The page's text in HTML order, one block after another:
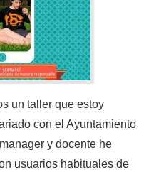
un taller que estoy
con el Ayuntamiento
y docente he
usuarios habituales de